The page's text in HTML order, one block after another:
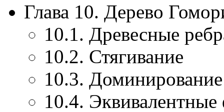
Глава 10. Дерево
10.1. Древесные
10.2. Стягивание
10.3. Доминирование
10.4.